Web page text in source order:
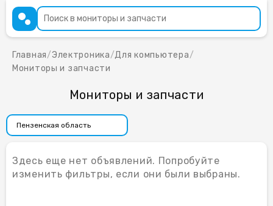
Главная/Электроника/Для компьютера/
Мониторы и запчасти
Мониторы и запчасти
Здесь еще нет объявлений. Попробуйте
изменить фильтры, если они были выбраны.